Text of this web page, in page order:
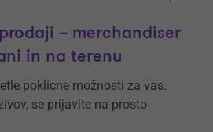
– merchandiser
in na terenu
poklicne možnosti za vas.
se prijavite na prosto